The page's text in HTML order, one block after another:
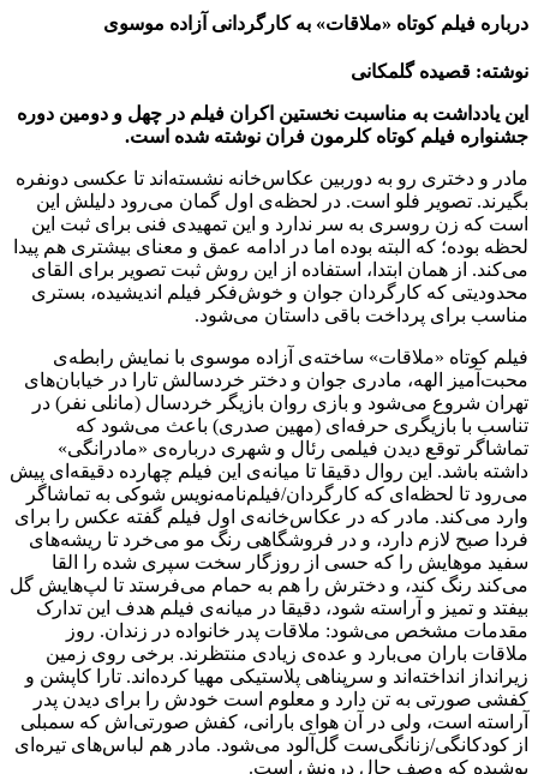
درباره فیلم کوتاه «ملاقات» به کارگردانی آزاده موسوی
نوشته: قصیده گلمکانی
این یادداشت به مناسبت نخستین اکران فیلم در چهل و دومین دوره
جشنواره فیلم کوتاه کلرمون فران نوشته شده است.
مادر و دختری رو به دوربین عکاس‌خانه نشسته‌اند تا عکسی دونفره
بگیرند. تصویر فلو است. در لحظه‌ی اول گمان می‌رود دلیلش این
است که زن روسری به سر ندارد و این تمهیدی فنی برای ثبت این
لحظه بوده؛ که البته بوده اما در ادامه عمق و معنای بیشتری هم پیدا
می‌کند. از همان ابتدا، استفاده از این روش ثبت تصویر برای القای
محدودیتی که کارگردان جوان و خوش‌فکر فیلم اندیشیده، بستری
مناسب برای پرداخت باقی داستان می‌شود.
فیلم کوتاه «ملاقات» ساخته‌ی آزاده موسوی با نمایش رابطه‌ی
محبت‌آمیز الهه، مادری جوان و دختر خردسالش تارا در خیابان‌های
تهران شروع می‌شود و بازی روان بازیگر خردسال (مانلی نفر) در
تناسب با بازیگری حرفه‌ای (مهین صدری) باعث می‌شود که
تماشاگر توقع دیدن فیلمی رئال و شهری درباره‌ی «مادرانگی»
داشته باشد. این روال دقیقا تا میانه‌ی این فیلم چهارده دقیقه‌ای پیش
می‌رود تا لحظه‌ای که کارگردان/فیلم‌نامه‌نویس شوکی به تماشاگر
وارد می‌کند. مادر که در عکاس‌خانه‌‌ی اول فیلم گفته عکس را برای
فردا صبح لازم دارد، و در فروشگاهی رنگ مو می‌خرد تا ریشه‌های
سفید موهایش را که حسی از روزگار سخت سپری شده را القا
می‌کند رنگ کند، و دخترش را هم به حمام می‌فرستد تا لپ‌هایش گل
بیفتد و تمیز و آراسته شود، دقیقا در میانه‌ی فیلم هدف این تدارک
مقدمات مشخص می‌شود: ملاقات پدر خانواده در زندان. روز
ملاقات باران می‌بارد و عده‌ی زیادی منتظرند. برخی روی زمین
زیرانداز انداخته‌اند و سرپناهی پلاستیکی مهیا کرده‌اند. تارا کاپشن و
کفشی صورتی به تن دارد و معلوم است خودش را برای دیدن پدر
آراسته است، ولی در آن هوای بارانی، کفش صورتی‌اش که سمبلی
از کودکانگی/زنانگی‌ست گل‌آلود می‌شود. مادر هم لباس‌های تیره‌ای
پوشیده که وصف حال درونش است.